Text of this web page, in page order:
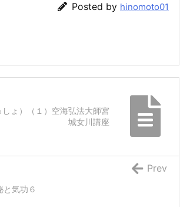
Posted by hinomoto01
ょ）（１）空海弘法大師宮
城女川講座
と気功６
Prev